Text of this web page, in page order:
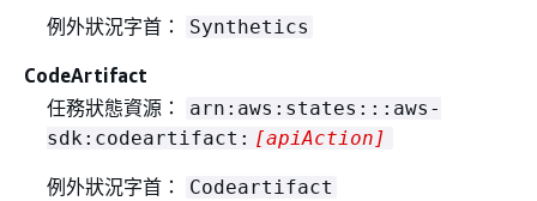
例外狀況字首： Synthetics
CodeArtifact
任務狀態資源：
arn:aws:states:::aws-
sdk:codeartifact: [apiAction]
例外狀況字首： Codeartifact